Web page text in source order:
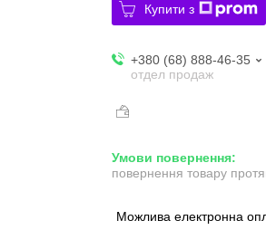
Купити з
+380 (68) 888-46-35
отдел продаж
повернення товару